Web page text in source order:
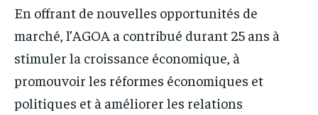
En offrant de nouvelles opportunités de
marché, l’AGOA a contribué durant 25 ans à
stimuler la croissance économique, à
promouvoir les réformes économiques et
politiques et à améliorer les relations